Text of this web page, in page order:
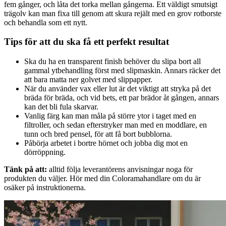
fem gånger, och låta det torka mellan gångerna. Ett väldigt smutsigt
trägolv kan man fixa till genom att skura rejält med en grov rotborste
och behandla som ett nytt.
Tips för att du ska få ett perfekt resultat
Ska du ha en transparent finish behöver du slipa bort all
gammal ytbehandling först med slipmaskin. Annars räcker det
att bara matta ner golvet med slippapper.
När du använder vax eller lut är det viktigt att stryka på det
bräda för bräda, och vid bets, ett par brädor åt gången, annars
kan det bli fula skarvar.
Vanlig färg kan man måla på större ytor i taget med en
filtroller, och sedan efterstryker man med en moddlare, en
tunn och bred pensel, för att få bort bubblorna.
Påbörja arbetet i bortre hörnet och jobba dig mot en
dörröppning.
Tänk på att: alltid följa leverantörens anvisningar noga för
produkten du väljer. Hör med din Coloramahandlare om du är
osäker på instruktionerna.